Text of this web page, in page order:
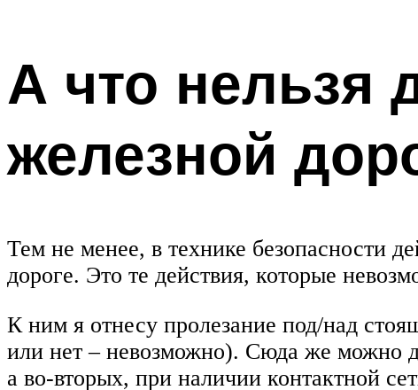
А что нельзя
железной
Тем не менее, в технике безопасности
дороге. Это те действия, которые
К ним я отнесу пролезание под/над
или нет – невозможно). Сюда же можно
а во-вторых, при наличии контактной